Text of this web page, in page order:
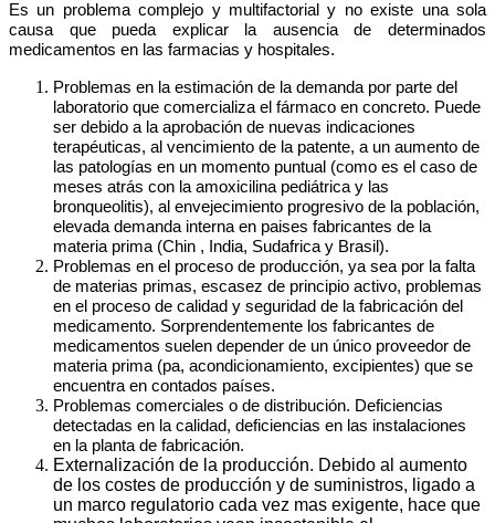
Es un problema complejo y multifactorial y no existe una sola
causa que pueda explicar la ausencia de determinados
medicamentos en las farmacias y hospitales.
Problemas en la estimación de la demanda por parte del
laboratorio que comercializa el fármaco en concreto. Puede
ser debido a la aprobación de nuevas indicaciones
terapéuticas, al vencimiento de la patente, a un aumento de
las patologías en un momento puntual (como es el caso de
meses atrás con la amoxicilina pediátrica y las
bronqueolitis), al envejecimiento progresivo de la población,
elevada demanda interna en paises fabricantes de la
materia prima (Chin , India, Sudafrica y Brasil).
Problemas en el proceso de producción, ya sea por la falta
de materias primas, escasez de principio activo, problemas
en el proceso de calidad y seguridad de la fabricación del
medicamento. Sorprendentemente los fabricantes de
medicamentos suelen depender de un único proveedor de
materia prima (pa, acondicionamiento, excipientes) que se
encuentra en contados países.
Problemas comerciales o de distribución. Deficiencias
detectadas en la calidad, deficiencias en las instalaciones
en la planta de fabricación.
Externalización de la producción. Debido al aumento
de los costes de producción y de suministros, ligado a
un marco regulatorio cada vez mas exigente, hace que